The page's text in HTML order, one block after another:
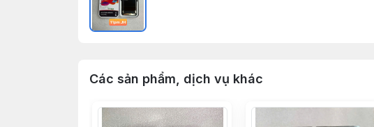
Các sản phẩm, dịch vụ khác